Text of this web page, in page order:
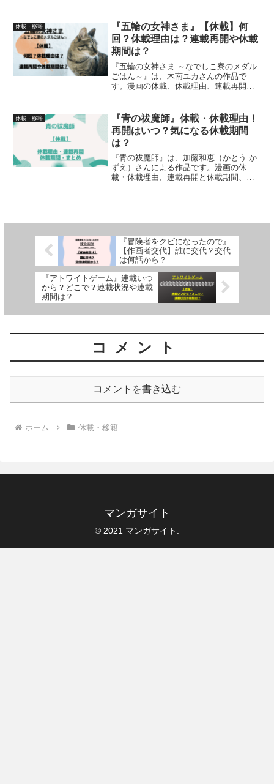
休載・移籍
『五輪の女神さま』【休載】何
回？休載理由は？連載再開や休載
期間は？
『五輪の女神さま ～なでしこ寮のメダル
ごはん～』は、木南ユカさんの作品で
す。漫画の休載、休載理由、連載再開や
休載・移籍
『青の祓魔師』休載・休載理由！
再開はいつ？気になる休載期間
は？
『青の祓魔師』は、加藤和恵（かとう か
ずえ）さんによる作品です。漫画の休
載・休載理由、連載再開と休載期間、ま
『冒険者をクビになったので』
【作画者交代】誰に交代？交代
は何話から？
『アトワイトゲーム』連載いつ
から？どこで？連載状況や連載
期間は？
コメント
コメントを書き込む
ホーム 休載・移籍
マンガサイト
© 2021 マンガサイト.